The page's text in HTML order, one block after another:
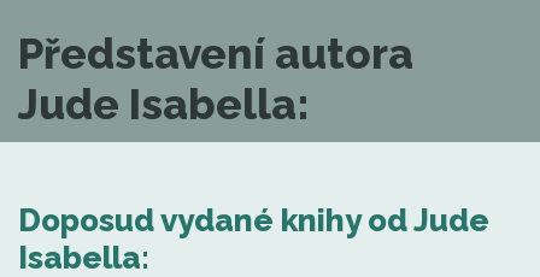
Představení autora
Jude Isabella:
Doposud vydané knihy od Jude
Isabella: